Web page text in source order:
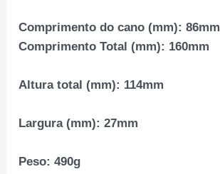
Comprimento do cano (mm): 86mm
Comprimento Total (mm): 160mm
Altura total (mm): 114mm
Largura (mm): 27mm
Peso: 490g